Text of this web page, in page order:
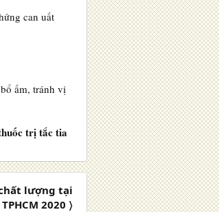
can uất
ấm, tránh vị
trị tắc tia
lượng tại
TPHCM 2020 〉